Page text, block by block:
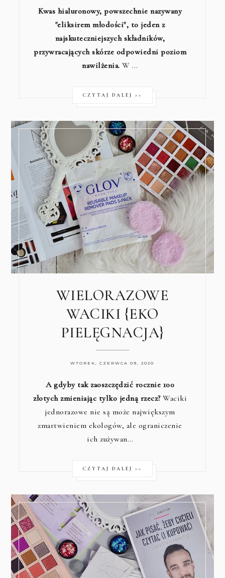
Kwas hialuronowy, powszechnie nazywany
"eliksirem młodości", to jeden z
najskuteczniejszych składników,
przywracających skórze odpowiedni poziom
nawilżenia.W …
CZYTAJ DALEJ >>
WIELORAZOWE
WACIKI {EKO
PIELĘGNACJA}
WTOREK, CZERWCA 09, 2020
A gdyby tak zaoszczędzić rocznie 100
złotych zmieniając tylko jedną rzecz?Waciki
jednorazowe nie są może największym
zmartwieniem ekologów, ale ograniczenie
ich zużywan…
CZYTAJ DALEJ >>